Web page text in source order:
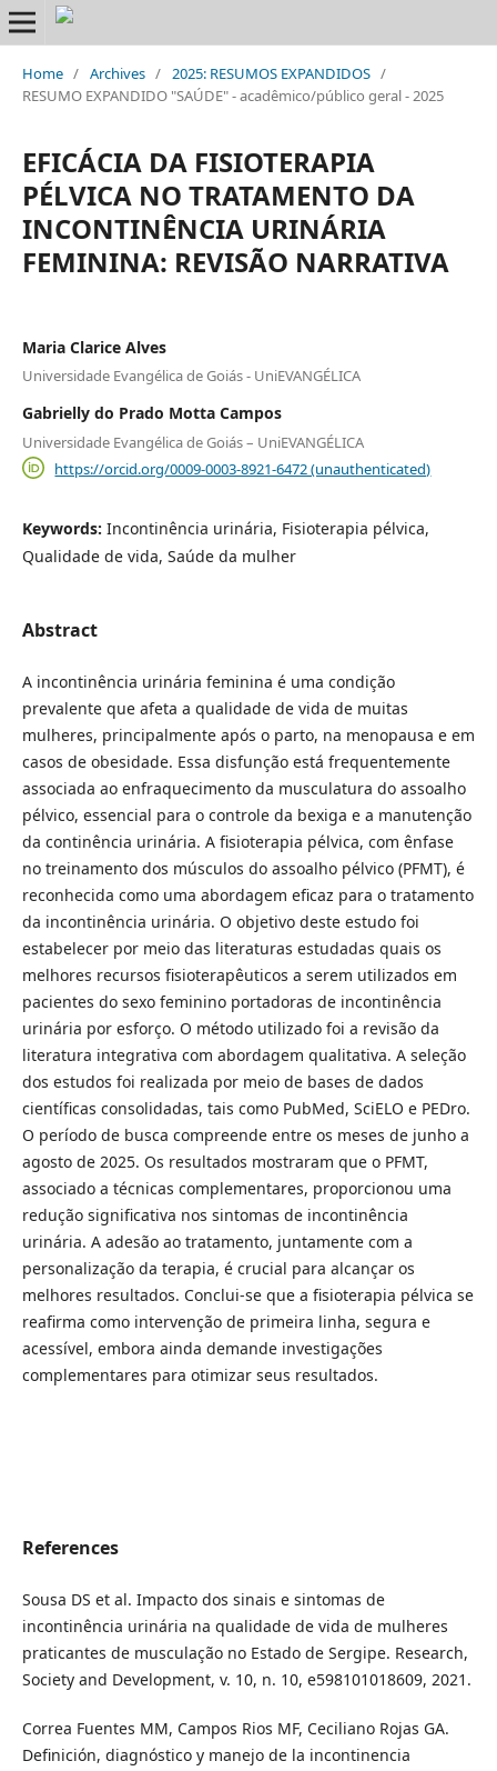
Home / Archives / 2025: RESUMOS EXPANDIDOS /
RESUMO EXPANDIDO "SAÚDE" - acadêmico/público geral - 2025
EFICÁCIA DA FISIOTERAPIA
PÉLVICA NO TRATAMENTO DA
INCONTINÊNCIA URINÁRIA
FEMININA: REVISÃO NARRATIVA
Maria Clarice Alves
Universidade Evangélica de Goiás - UniEVANGÉLICA
Gabrielly do Prado Motta Campos
Universidade Evangélica de Goiás – UniEVANGÉLICA
https://orcid.org/0009-0003-8921-6472 (unauthenticated)
Keywords: Incontinência urinária, Fisioterapia pélvica,
Qualidade de vida, Saúde da mulher
Abstract
A incontinência urinária feminina é uma condição
prevalente que afeta a qualidade de vida de muitas
mulheres, principalmente após o parto, na menopausa e em
casos de obesidade. Essa disfunção está frequentemente
associada ao enfraquecimento da musculatura do assoalho
pélvico, essencial para o controle da bexiga e a manutenção
da continência urinária. A fisioterapia pélvica, com ênfase
no treinamento dos músculos do assoalho pélvico (PFMT), é
reconhecida como uma abordagem eficaz para o tratamento
da incontinência urinária. O objetivo deste estudo foi
estabelecer por meio das literaturas estudadas quais os
melhores recursos fisioterapêuticos a serem utilizados em
pacientes do sexo feminino portadoras de incontinência
urinária por esforço. O método utilizado foi a revisão da
literatura integrativa com abordagem qualitativa. A seleção
dos estudos foi realizada por meio de bases de dados
científicas consolidadas, tais como PubMed, SciELO e PEDro.
O período de busca compreende entre os meses de junho a
agosto de 2025. Os resultados mostraram que o PFMT,
associado a técnicas complementares, proporcionou uma
redução significativa nos sintomas de incontinência
urinária. A adesão ao tratamento, juntamente com a
personalização da terapia, é crucial para alcançar os
melhores resultados. Conclui-se que a fisioterapia pélvica se
reafirma como intervenção de primeira linha, segura e
acessível, embora ainda demande investigações
complementares para otimizar seus resultados.
References
Sousa DS et al. Impacto dos sinais e sintomas de
incontinência urinária na qualidade de vida de mulheres
praticantes de musculação no Estado de Sergipe. Research,
Society and Development, v. 10, n. 10, e598101018609, 2021.
Correa Fuentes MM, Campos Rios MF, Ceciliano Rojas GA.
Definición, diagnóstico y manejo de la incontinencia